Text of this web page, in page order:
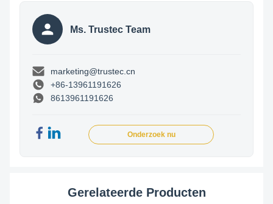
Ms. Trustec Team
marketing@trustec.cn
+86-13961191626
8613961191626
Onderzoek nu
Gerelateerde Producten